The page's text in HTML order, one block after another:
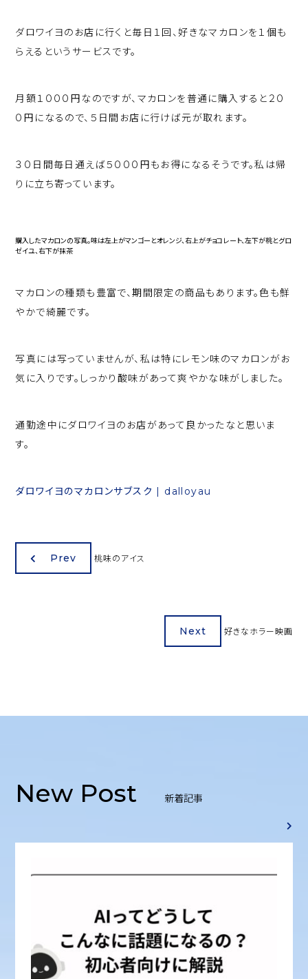
ダロワイヨのお店に行くと毎日１回、好きなマカロンを１個も
らえるというサービスです。
月額１０００円なのですが、マカロンを普通に購入すると２０
０円になるので、５日間お店に行けば元が取れます。
３０日間毎日通えば５０００円もお得になるそうです。私は帰
りに立ち寄っています。
購入したマカロンの写真。味は左上がマンゴーとオレンジ、右上がチョコレート、左下が桃とグロ
ゼイユ、右下が抹茶
マカロンの種類も豊富で、期間限定の商品もあります。色も鮮
やかで綺麗です。
写真には写っていませんが、私は特にレモン味のマカロンがお
気に入りです。しっかり酸味があって爽やかな味がしました。
通勤途中にダロワイヨのお店があって良かったなと思いま
す。
ダロワイヨのマカロンサブスク | dalloyau
Prev 桃味のアイス
Next 好きなホラー映画
New Post 新着記事